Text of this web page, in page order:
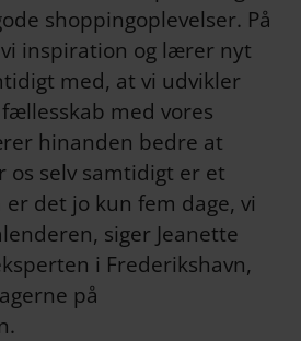
shoppingoplevelser. På
inspiration og lærer nyt
med, at vi udvikler
med vores
hinanden bedre at
os selv samtidigt er et
er det jo kun fem dage, vi
siger Jeanette
i Frederikshavn,
på